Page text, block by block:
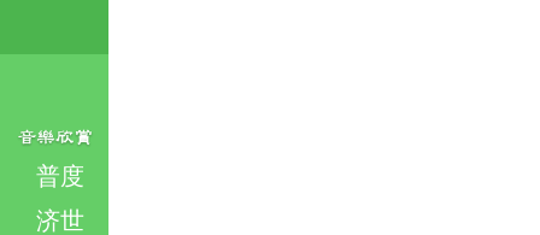
普度
济世